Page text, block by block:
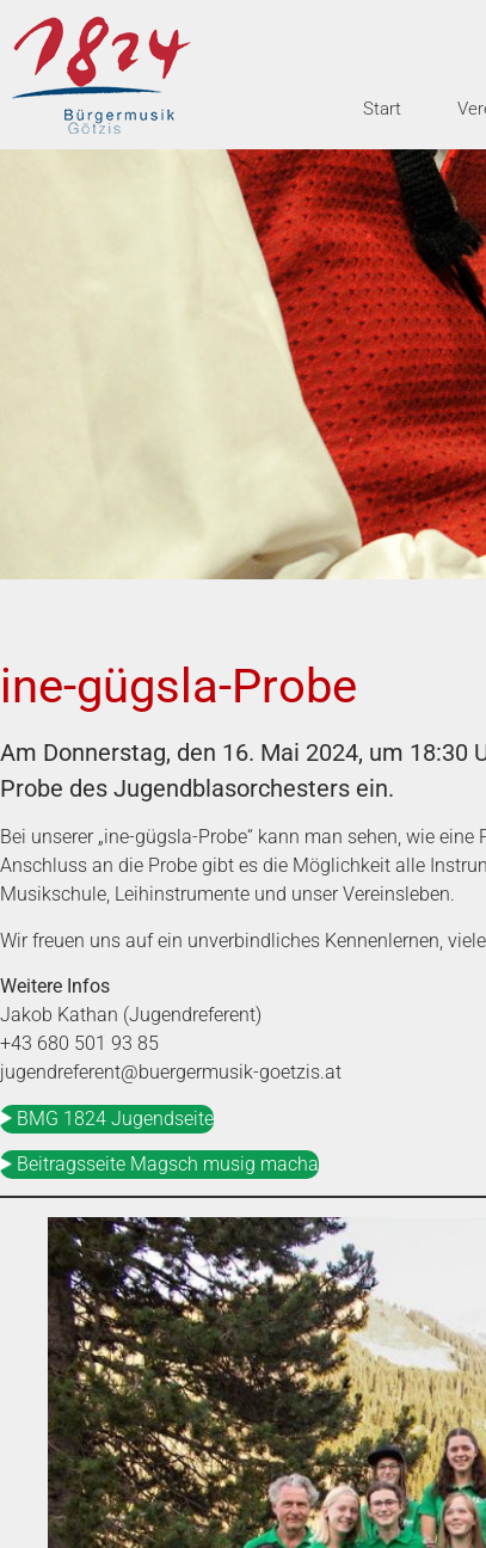
Start
ine-gügsla-Probe
Am Donnerstag, den 16. Mai 2024, um
Probe des Jugendblasorchesters ein.
Bei unserer „ine-gügsla-Probe“ kann man sehen, wie
Anschluss an die Probe gibt es die Möglichkeit alle
Musikschule, Leihinstrumente und unser Vereinsleben.
Wir freuen uns auf ein unverbindliches Kennenlernen,
Weitere Infos
Jakob Kathan (Jugendreferent)
+43 680 501 93 85
jugendreferent@buergermusik-goetzis.at
BMG 1824 Jugendseite
Beitragsseite Magsch musig macha